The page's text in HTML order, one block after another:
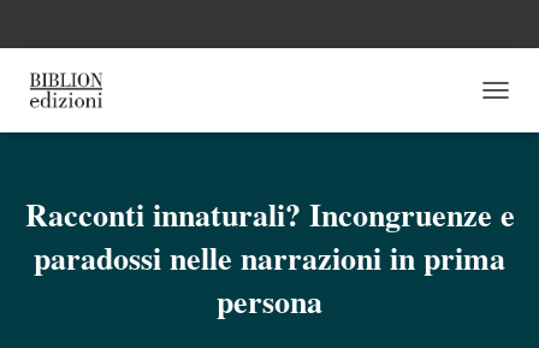
A
A
I
Racconti innaturali? Incongruenze e
paradossi nelle narrazioni in prima
persona